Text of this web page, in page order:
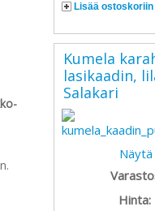
Lisää ostoskoriin
Kumela
lasikaadin,
Salakari
Hinta: